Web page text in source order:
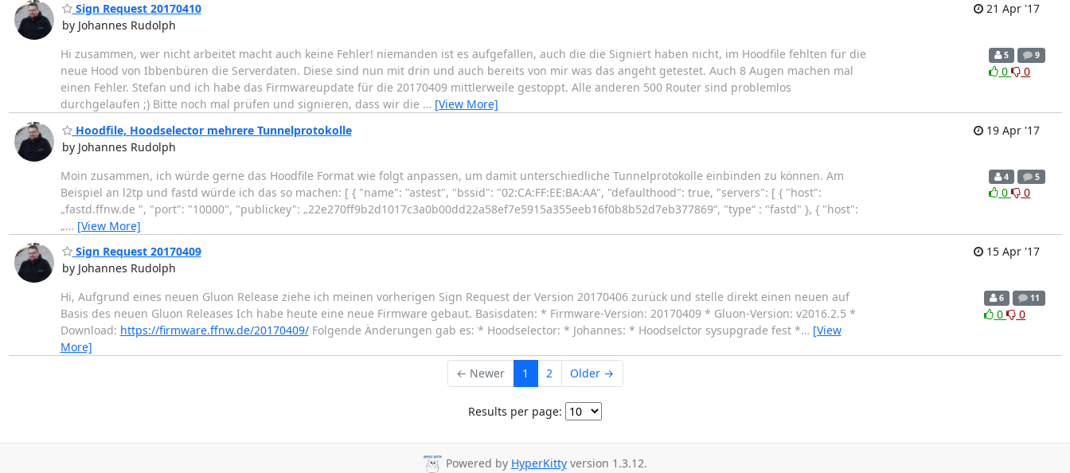
Sign Request 20170410
by Johannes Rudolph
21 Apr '17
Hi zusammen, wer nicht arbeitet macht auch keine Fehler! niemanden ist es aufgefallen, auch die die Signiert haben nicht, im Hoodfile fehlten für die
neue Hood von Ibbenbüren die Serverdaten. Diese sind nun mit drin und auch bereits von mir was das angeht getestet. Auch 8 Augen machen mal
einen Fehler. Stefan und ich habe das Firmwareupdate für die 20170409 mittlerweile gestoppt. Alle anderen 500 Router sind problemlos
durchgelaufen ;) Bitte noch mal prüfen und signieren, dass wir die … [View More]
5 9
0 0
Hoodfile, Hoodselector mehrere Tunnelprotokolle
by Johannes Rudolph
19 Apr '17
Moin zusammen, ich würde gerne das Hoodfile Format wie folgt anpassen, um damit unterschiedliche Tunnelprotokolle einbinden zu können. Am
Beispiel an l2tp und fastd würde ich das so machen: [ { "name": "astest", "bssid": "02:CA:FF:EE:BA:AA", "defaulthood": true, "servers": [ { "host":
„fastd.ffnw.de ", "port": "10000", "publickey": „22e270ff9b2d1017c3a0b00dd22a58ef7e5915a355eeb16f0b8b52d7eb377869“, "type“ : "fastd" }, { "host":
„… [View More]
4 5
0 0
Sign Request 20170409
by Johannes Rudolph
15 Apr '17
Hi, Aufgrund eines neuen Gluon Release ziehe ich meinen vorherigen Sign Request der Version 20170406 zurück und stelle direkt einen neuen auf
Basis des neuen Gluon Releases Ich habe heute eine neue Firmware gebaut. Basisdaten: * Firmware-Version: 20170409 * Gluon-Version: v2016.2.5 *
Download: https://firmware.ffnw.de/20170409/Folgende Änderungen gab es: * Hoodselector: * Johannes: * Hoodselctor sysupgrade fest *… [View
More]
6 11
0 0
← Newer 1 2 Older →
Results per page:
Powered by HyperKitty version 1.3.12.